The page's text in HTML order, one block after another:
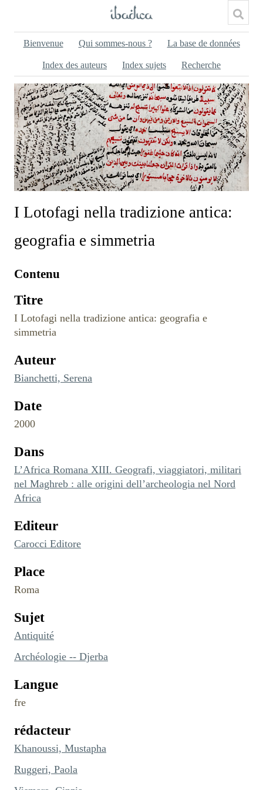
Bienvenue Qui sommes-nous ? La base de données
Index des auteurs Index sujets Recherche
I Lotofagi nella tradizione antica:
geografia e simmetria
Contenu
Titre
I Lotofagi nella tradizione antica: geografia e
simmetria
Auteur
Bianchetti, Serena
Date
2000
Dans
L’Africa Romana XIII. Geografi, viaggiatori, militari
nel Maghreb : alle origini dell’archeologia nel Nord
Africa
Editeur
Carocci Editore
Place
Roma
Sujet
Antiquité
Archéologie -- Djerba
Langue
fre
rédacteur
Khanoussi, Mustapha
Ruggeri, Paola